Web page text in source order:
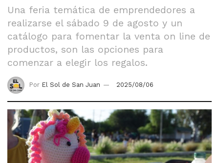
Una feria temática de emprendedores a
realizarse el sábado 9 de agosto y un
catálogo para fomentar la venta on line de
productos, son las opciones para
comenzar a elegir los regalos.
Por El Sol de San Juan 2025/08/06